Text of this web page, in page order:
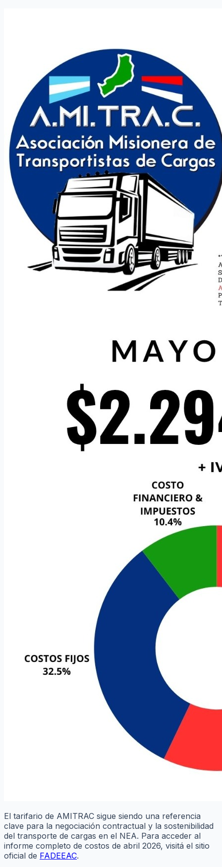
El tarifario de AMITRAC sigue siendo una referencia
clave para la negociación contractual y la sostenibilidad
del transporte de cargas en el NEA. Para acceder al
informe completo de costos de abril 2026, visitá el sitio
oficial de FADEEAC.